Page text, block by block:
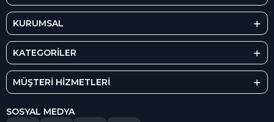
KURUMSAL
KATEGORİLER
MÜŞTERİ HİZMETLERİ
SOSYAL MEDYA